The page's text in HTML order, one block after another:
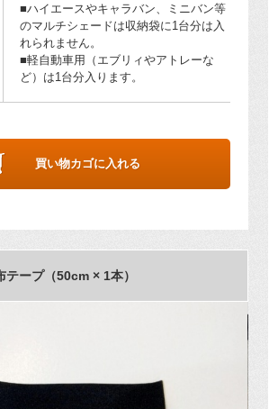
■ハイエースやキャラバン、ミニバン等
のマルチシェードは収納袋に1台分は入
れられません。
■軽自動車用（エブリィやアトレーな
ど）は1台分入ります。
買い物カゴに入れる
テープ（50cm × 1本）